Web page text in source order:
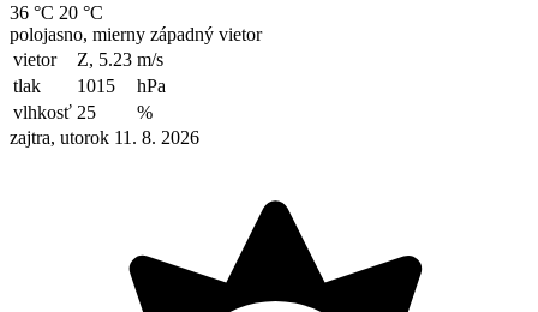
36 °C 20 °C
polojasno, mierny západný vietor
vietor
Z, 5.23 m/s
tlak
1015
hPa
vlhkosť 25
%
zajtra, utorok 11. 8. 2026